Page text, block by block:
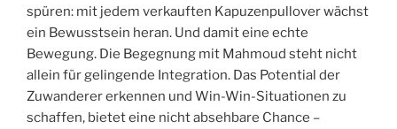
spüren: mit jedem verkauften Kapuzenpullover wächst
ein Bewusstsein heran. Und damit eine echte
Bewegung. Die Begegnung mit Mahmoud steht nicht
allein für gelingende Integration. Das Potential der
Zuwanderer erkennen und Win-Win-Situationen zu
schaffen, bietet eine nicht absehbare Chance –